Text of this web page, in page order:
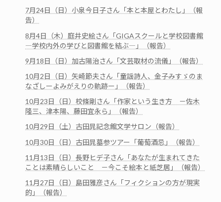
7月24日（日）小泉今日子さん「本と本屋とわたし」（報
告）
8月4日（木）庭井史絵さん「GIGAスクールと学校図書館
―学校内外の学びと図書館を結ぶ―」（報告）
9月18日（日）加古陽治さん「文芸取材の流儀」（報告）
10月2日（日）矢崎節夫さん「童謡詩人、金子みすゞのま
なざしーよみがえりの軌跡ー」（報告）
10月23日（日）校條剛さん「作家という生き方 －佐木
隆三、津本陽、藤田宜永ら」（報告）
10月29日（土）古田晁記念館文学サロン（報告）
10月30日（日）古田晁墓参ツアー「葡萄酒忌」（報告）
11月13日（日）長野ヒデ子さん「あなたが生まれてきた
ことは素晴らしいこと －今こそ絵本と紙芝居」（報告）
11月27日（日）島田雅彦さん「フィクションの方が現実
的」（報告）